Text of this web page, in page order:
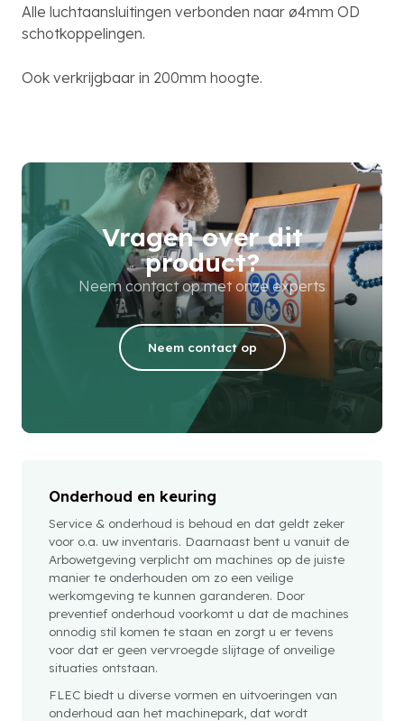
Alle luchtaansluitingen verbonden naar ø4mm OD
schotkoppelingen.
Ook verkrijgbaar in 200mm hoogte.
Vragen over dit
product?
Neem contact op met onze experts
Neem contact op
Onderhoud en keuring
Service & onderhoud is behoud en dat geldt zeker
voor o.a. uw inventaris. Daarnaast bent u vanuit de
Arbowetgeving verplicht om machines op de juiste
manier te onderhouden om zo een veilige
werkomgeving te kunnen garanderen. Door
preventief onderhoud voorkomt u dat de machines
onnodig stil komen te staan en zorgt u er tevens
voor dat er geen vervroegde slijtage of onveilige
situaties ontstaan.
FLEC biedt u diverse vormen en uitvoeringen van
onderhoud aan het machinepark, dat wordt